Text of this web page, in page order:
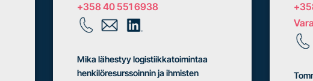
+358 40 551 6938
Mika lähestyy logistiikkatoimintaa
henkilöresurssoinnin ja ihmisten